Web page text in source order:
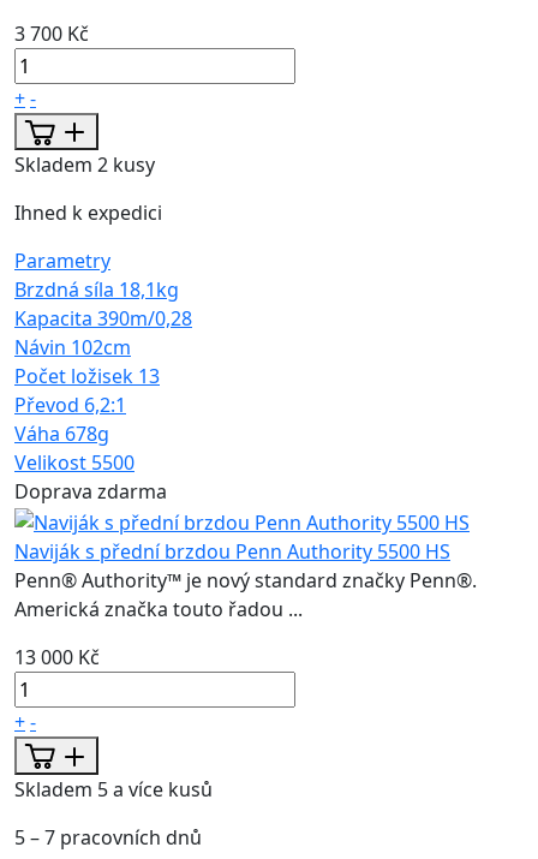
3 700 Kč
+-
Skladem 2 kusy
Ihned k expedici
Parametry
Brzdná síla 18,1kg
Kapacita 390m/0,28
Návin 102cm
Počet ložisek 13
Převod 6,2:1
Váha 678g
Velikost 5500
Doprava zdarma
Naviják s přední brzdou Penn Authority 5500 HS
Penn® Authority™ je nový standard značky Penn®.
Americká značka touto řadou ...
13 000 Kč
+-
Skladem 5 a více kusů
5 – 7 pracovních dnů